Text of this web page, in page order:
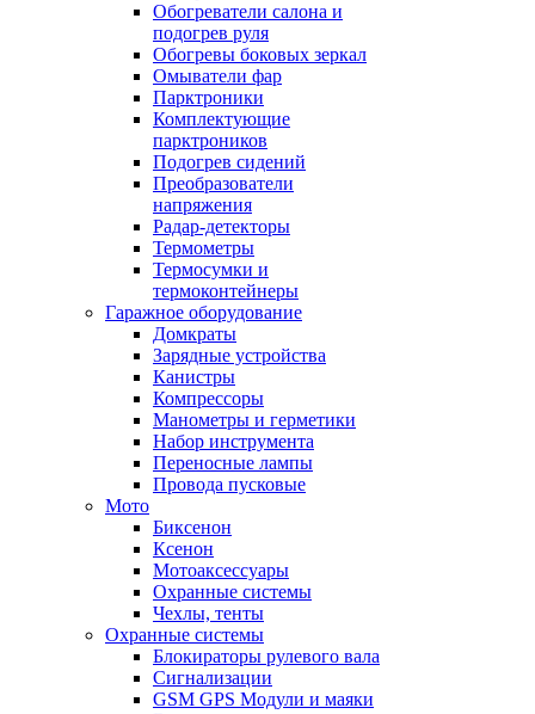
Обогреватели салона и
подогрев руля
Обогревы боковых зеркал
Омыватели фар
Парктроники
Комплектующие
парктроников
Подогрев сидений
Преобразователи
напряжения
Радар-детекторы
Термометры
Термосумки и
термоконтейнеры
Гаражное оборудование
Домкраты
Зарядные устройства
Канистры
Компрессоры
Манометры и герметики
Набор инструмента
Переносные лампы
Провода пусковые
Мото
Биксенон
Ксенон
Мотоаксессуары
Охранные системы
Чехлы, тенты
Охранные системы
Блокираторы рулевого вала
Сигнализации
GSM GPS Модули и маяки